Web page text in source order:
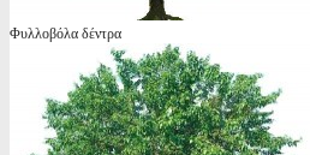
Φυλλοβόλα δέντρα